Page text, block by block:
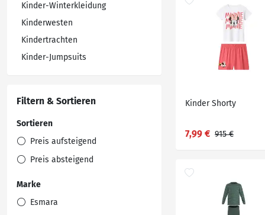
Kinder-Winterkleidung
Kinderwesten
Kindertrachten
Kinder-Jumpsuits
Filtern & Sortieren
Sortieren
Preis aufsteigend
Preis absteigend
Marke
Esmara
Kinder Shorty
7,99 € 915 €